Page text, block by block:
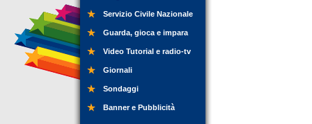
Servizio Civile Nazionale
Guarda, gioca e impara
Video Tutorial e radio-tv
Giornali
Sondaggi
Banner e Pubblicità